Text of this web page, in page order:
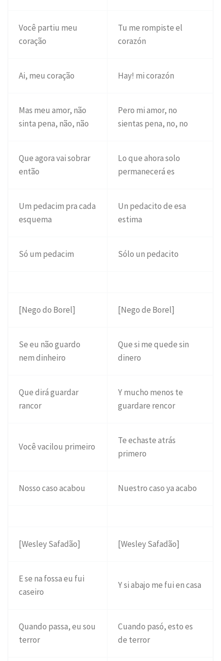
Você partiu meu
coração
Tu me rompiste el
corazón
Ai, meu coração Hay! mi corazón
Mas meu amor, não
sinta pena, não, não
Pero mi amor, no
sientas pena, no, no
Que agora vai sobrar
então
Lo que ahora solo
permanecerá es
Um pedacim pra cada
esquema
Un pedacito de esa
estima
Só um pedacim Sólo un pedacito
[Nego do Borel] [Nego de Borel]
Se eu não guardo
nem dinheiro
Que si me quede sin
dinero
Que dirá guardar
rancor
Y mucho menos te
guardare rencor
Você vacilou primeiro
Te echaste atrás
primero
Nosso caso acabou Nuestro caso ya acabo
[Wesley Safadão] [Wesley Safadão]
E se na fossa eu fui
caseiro
Y si abajo me fui en casa
Quando passa, eu sou
terror
Cuando pasó, esto es
de terror